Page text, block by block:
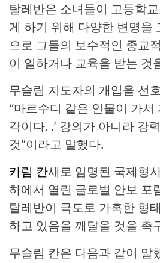
탈레반은 소녀들이 고등학
게 하기 위해 다양한 변명을
으로 그들의 보수적인 종교
이 일하거나 교육을 받는 것
무슬림 지도자의 개입을 선
“마르수디 같은 인물이 가서
각이다. .’ 강의가 아니라 강
것”이라고 말했다.
카림 칸새로 임명된 국제형
하에서 열린 글로벌 안보 포
탈레반이 극도로 가혹한 형
하고 있음을 깨달을 것을 촉
무슬림 칸은 다음과 같이 말